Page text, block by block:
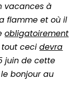
vacances à
flamme et où il
obligatoirement
tout cecidevra
juin de cette
bonjour au